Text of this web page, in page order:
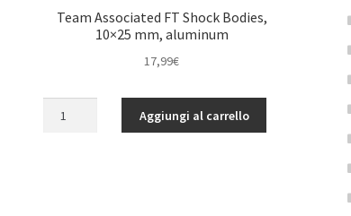
Team Associated FT Shock Bodies,
10×25 mm, aluminum
17,99€
Aggiungi al carrello